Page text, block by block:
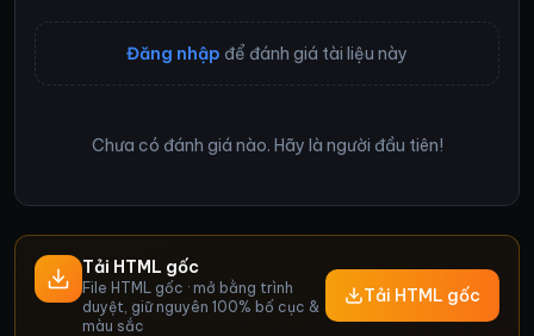
Đăng nhập để đánh giá tài liệu này
Chưa có đánh giá nào. Hãy là người đầu tiên!
Tải HTML gốc
File HTML gốc · mở bằng trình
duyệt, giữ nguyên 100% bố cục &
màu sắc
Tải HTML gốc